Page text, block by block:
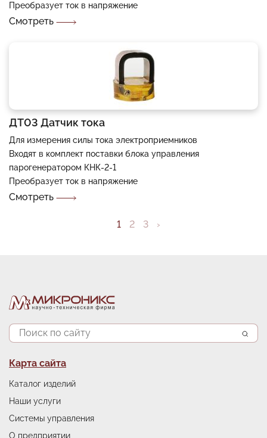
Преобразует ток в напряжение
Смотреть
ДТ03 Датчик тока
Для измерения силы тока электроприемников
Входят в комплект поставки блока управления
парогенератором КНК-2-1
Преобразует ток в напряжение
Смотреть
Текущая
1 Page
2 Page
3
Следующая
›
Поиск
Подвал
Карта сайта
Каталог изделий
Наши услуги
Системы управления
О предприятии